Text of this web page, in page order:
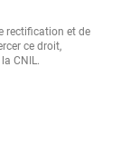
rectification et de
ce droit,
CNIL.